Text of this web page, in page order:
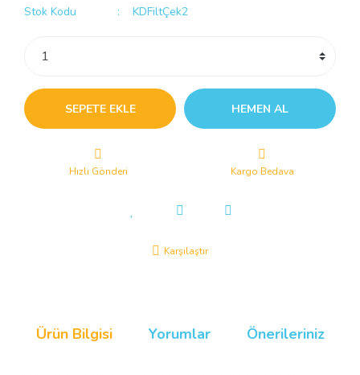
Stok Kodu KDFiltÇek2
SEPETE EKLE HEMEN AL
Hızlı Gönderi Kargo Bedava
Karşılaştır
Ürün Bilgisi Yorumlar Önerileriniz